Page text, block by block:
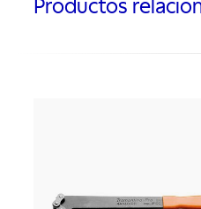
Productos